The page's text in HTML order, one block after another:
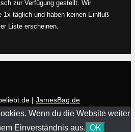
zur Verfügung gestellt. Wir
1x täglich und haben keinen Einfluß
Liste erscheinen.
| JamesBag.de
Wenn du die Website weiter
Einverständnis aus. OK